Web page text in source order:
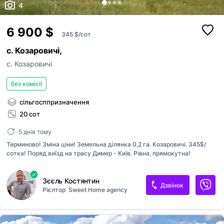
4
6 900 $ 345 $/сот
с. Козаровичі,
с. Козаровичі
без комісії
сільгосппризначення
20 сот
5 днів тому
Терминово! Зміна ціни! Земельна ділянка 0,2 га. Козаровичі. 345$/
сотка! Поряд виїзд на трасу Димер - Київ. Рівна, прямокутна!
Зєєль Костянтин
Рієлтор Sweet Home agency
Дзвінок